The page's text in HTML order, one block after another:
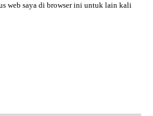
web saya di browser ini untuk lain kali